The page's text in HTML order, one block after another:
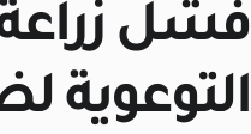
فشل
التوعوية